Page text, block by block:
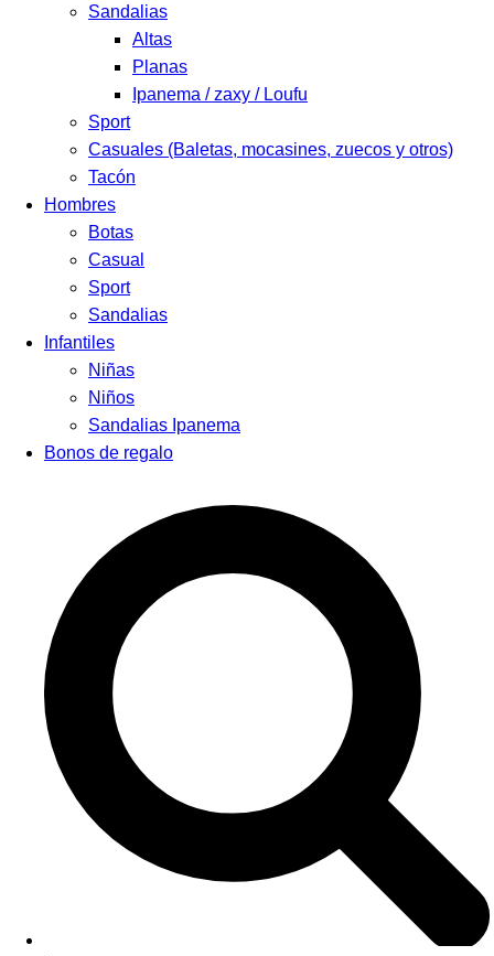
Sandalias
Altas
Planas
Ipanema / zaxy / Loufu
Sport
Casuales (Baletas, mocasines, zuecos y otros)
Tacón
Hombres
Botas
Casual
Sport
Sandalias
Infantiles
Niñas
Niños
Sandalias Ipanema
Bonos de regalo